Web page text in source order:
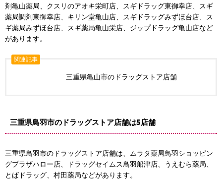
剤亀山薬局、クスリのアオキ栄町店、スギドラッグ東御幸店、スギ
薬局調剤東御幸店、キリン堂亀山店、スギドラッグみずほ台店、ス
ギ薬局みずほ台店、スギ薬局亀山栄店、ジップドラッグ亀山店など
があります。
関連記事
三重県亀山市のドラッグストア店舗
三重県鳥羽市のドラッグストア店舗は5店舗
三重県鳥羽市のドラッグストア店舗は、ムラタ薬局鳥羽ショッピン
グプラザハロー店、ドラッグセイムス鳥羽船津店、うえむら薬局、
とばドラッグ、村田薬局などがあります。